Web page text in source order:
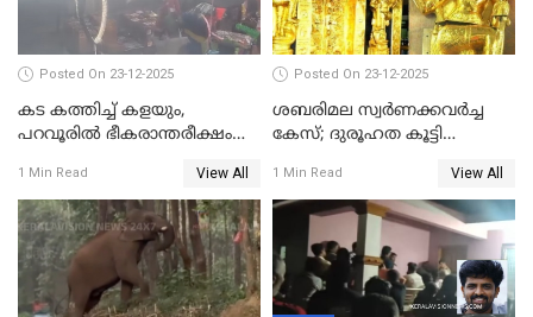
പൊലിഞ്ഞു
Posted On 23-12-2025
കട കത്തിച്ച് കളയും,
പറവൂരില്‍ ഭീകരാന്തരീക്ഷം
1 Min Read View All
Posted On 23-12-2025
ശബരിമല സ്വര്‍ണക്കവര്‍ച്ച
കേസ്; ദുരൂഹത കൂട്ടി
1 Min Read View All